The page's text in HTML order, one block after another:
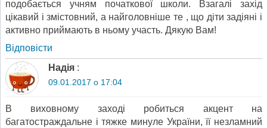
подобається учням початкової школи. Взагалі захід
цікавий і змістовний, а найголовніше те , що діти задіяні і
активно приймають в ньому участь. Дякую Вам!
Відповіcти
Надія :
09.01.2017 о 17:04
В виховному заході робиться акцент на
багатостраждальне і тяжке минуле України, її незламний